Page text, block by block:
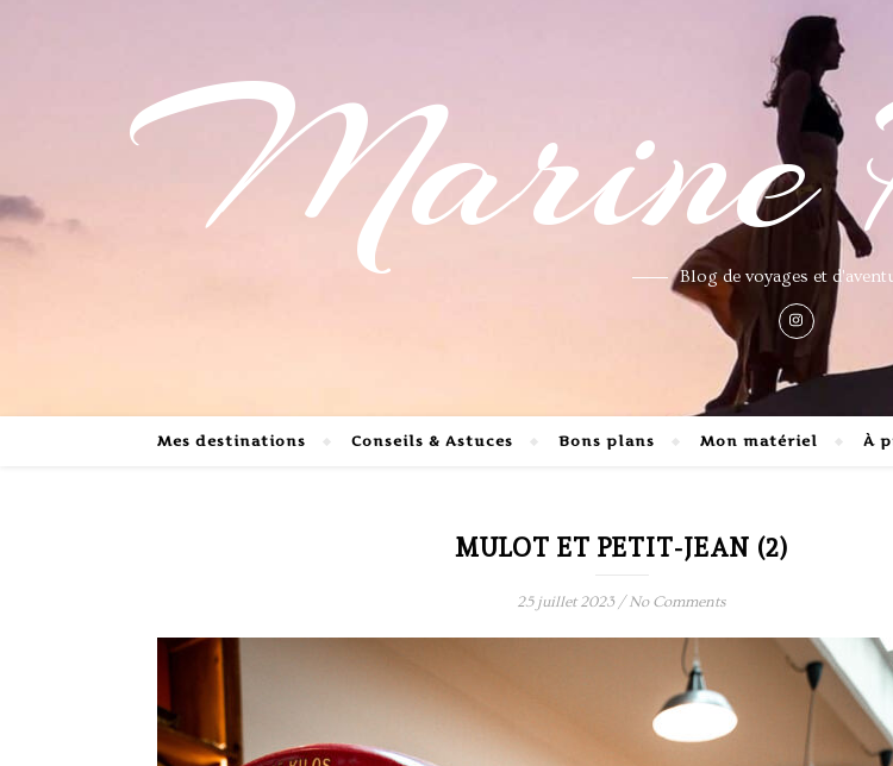
MarineBlog de voyages et
Mes destinations Conseils & Astuces Bons plans Mon matériel À
MULOT ET PETIT-JEAN (2)
25 juillet 2023 / No Comments